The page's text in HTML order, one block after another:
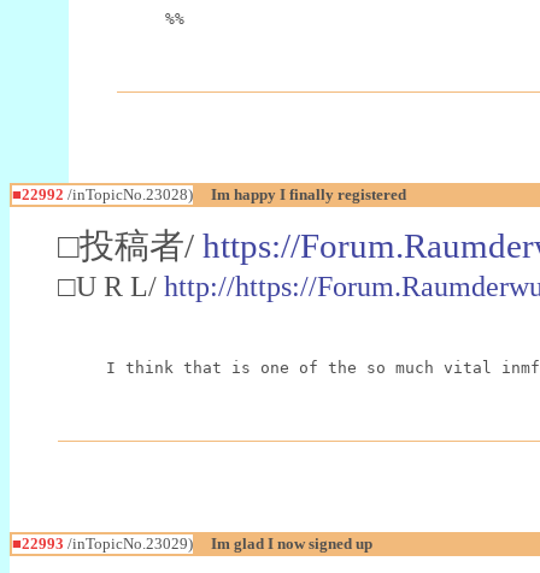
%%
■22992 /inTopicNo.23028) Im happy I finally registered
□投稿者/ https://
□U R L/ http://https://
I think that is one of the so much vital
■22993 /inTopicNo.23029) Im glad I now signed up